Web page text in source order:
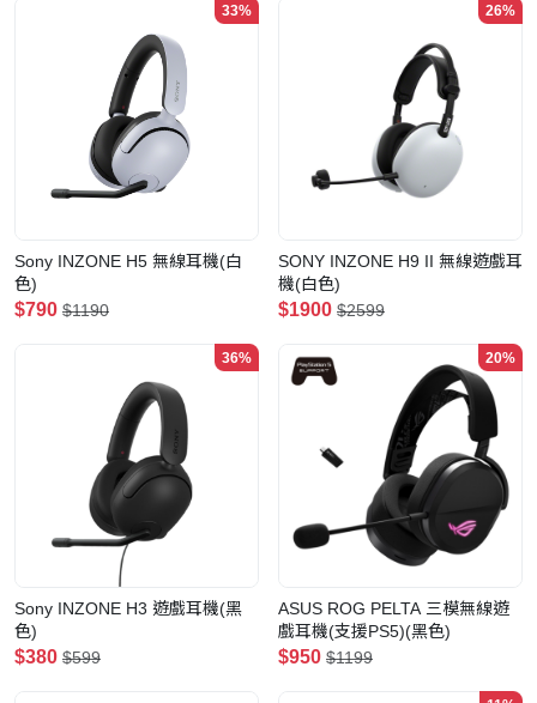
33%
Sony INZONE H5 無線耳機(白
色)
$790 $1190
26%
SONY INZONE H9 II 無線遊戲耳
機(白色)
$1900 $2599
36%
Sony INZONE H3 遊戲耳機(黑
色)
$380 $599
20%
ASUS ROG PELTA 三模無線遊
戲耳機(支援PS5)(黑色)
$950 $1199